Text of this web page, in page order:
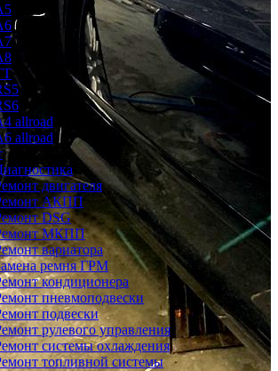
allroad
allroad
двигателя
АКПП
DSG
МКПП
вариатора
ремня ГРМ
кондиционера
пневмоподвески
подвески
рулевого управления
системы охлаждения
топливной системы